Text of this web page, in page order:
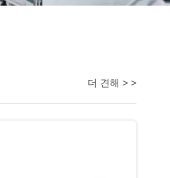
더 견해 > >